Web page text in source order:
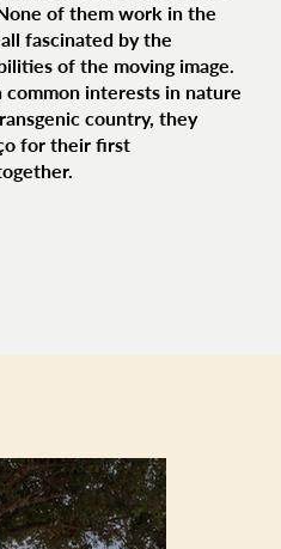
of them work in the
fascinated by the
of the moving image.
interests in nature
country, they
for their first